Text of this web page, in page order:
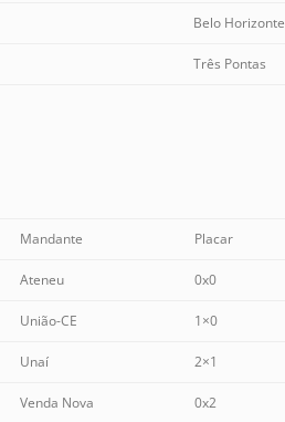
Belo Horizonte
Três Pontas
Mandante Placar
Ateneu 0x0
União-CE 1×0
Unaí 2×1
Venda Nova 0x2